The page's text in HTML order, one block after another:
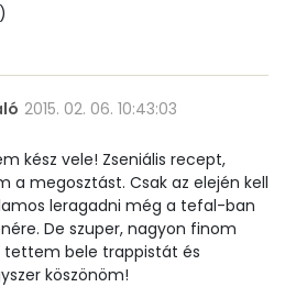
2015. 02. 06. 10:43:03
kész vele! Zseniális recept,
a megosztást. Csak az elején kell
leragadni még a tefal-ban
De szuper, nagyon finom
tettem bele trappistát és
köszönöm!